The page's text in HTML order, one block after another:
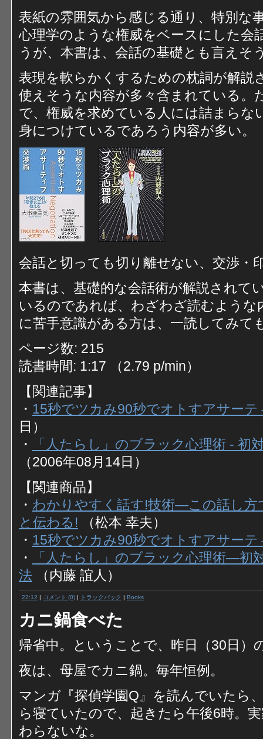
表紙の雰囲気から感じる通り、特別な
心理学のような権威をベースにした会
うが、本書は、会話の基礎とも言えそ
表現を軟らかくするための枕詞が解
使えそうな内容が多々含まれている。
で、権威を求めている人には詰まらな
身につけているであろう内容が多い。
会話と切っても切り離せない、交渉・
本書は、基礎的な会話術が解説されて
いるのであれば、わざわざ読むよう
に苦手意識がある方は、一読してみて
ページ数: 215
読書時間: 1:17 （2.79 p/min）
【関連記事】
・ 15秒でツカみ90秒でオトすアサーテ
日）
・
「人たらし」のブラック心理術 - 初
（2006年08月14日）
【関連商品】
・ わかりやすく話す!技術―この話し
と伝わる! （松本 幸夫）
・ 15秒でツカみ90秒でオトすアサーテ
・
「人たらし」のブラック心理術―初
法 （内藤 誼人）
22:12 | コメント (0) | トラックバック | Books
カニ鍋食べた
帰省中。ということで、昨日（30日）
夜は、母屋でカニ鍋。毎年恒例。
マンガ『探偵学園Q』を読んでいたら
ら寝ていたので、起きたら午後6時。
わらないな。